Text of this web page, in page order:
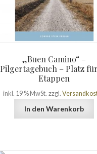
„Buen Camino“ –
Pilgertagebuch – Platz
Etappen
inkl. 19 % MwSt. zzgl.
In den Warenkorb